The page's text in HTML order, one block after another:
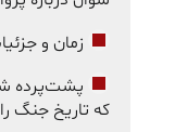
زمان و جزئیات
پشت‌پرده
که تاریخ جنگ را